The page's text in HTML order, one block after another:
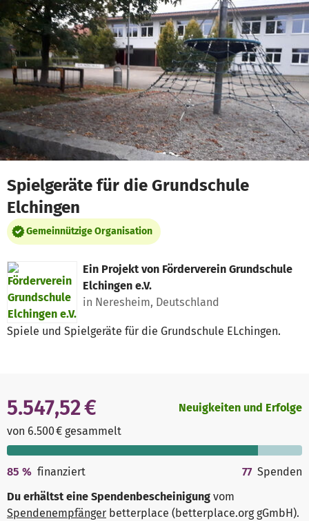
Zum Hauptinhalt springen
Erklärung zur Barrierefreiheit anzeigen
Spielgeräte für die Grundschule
Elchingen
Gemeinnützige Organisation
Ein Projekt von Förderverein Grundschule
Elchingen e.V.
in Neresheim, Deutschland
Spiele und Spielgeräte für die Grundschule ELchingen.
5.547,52 €
von 6.500 € gesammelt
Neuigkeiten und Erfolge
85 % finanziert 77 Spenden
Du erhältst eine Spendenbescheinigung vom
Spendenempfänger betterplace (betterplace.org gGmbH).